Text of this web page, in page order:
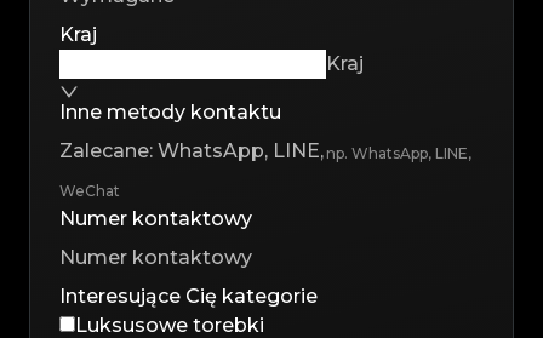
Kraj
Kraj
Inne metody kontaktu
np. WhatsApp, LINE,
WeChat
Numer kontaktowy
Interesujące Cię kategorie
Luksusowe torebki